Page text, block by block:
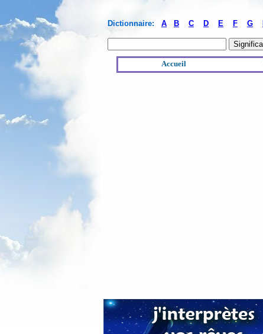
Dictionnaire: A B C D E F G
Accueil